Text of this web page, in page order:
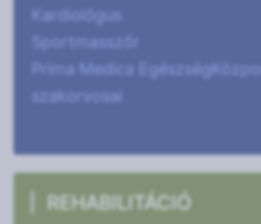
Kardiológus
Sportmasszőr
Prima Medica
szakorvosai
REHABILITÁCIÓ